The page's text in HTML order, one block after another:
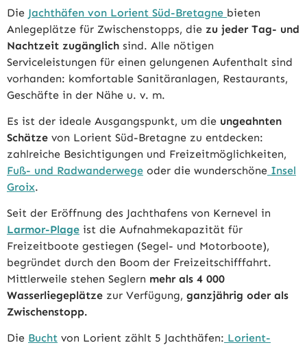
Die Jachthäfen von Lorient Süd-Bretagne bieten
Anlegeplätze für Zwischenstopps, die zu jeder Tag- und
Nachtzeit zugänglich sind. Alle nötigen
Serviceleistungen für einen gelungenen Aufenthalt sind
vorhanden: komfortable Sanitäranlagen, Restaurants,
Geschäfte in der Nähe u. v. m.
Es ist der ideale Ausgangspunkt, um die ungeahnten
Schätze von Lorient Süd-Bretagne zu entdecken:
zahlreiche Besichtigungen und Freizeitmöglichkeiten,
Fuß- und Radwanderwege oder die wunderschöne Insel
Groix.
Seit der Eröffnung des Jachthafens von Kernevel in
Larmor-Plage ist die Aufnahmekapazität für
Freizeitboote gestiegen (Segel- und Motorboote),
begründet durch den Boom der Freizeitschifffahrt.
Mittlerweile stehen Seglern mehr als 4 000
Wasserliegeplätze zur Verfügung, ganzjährig oder als
Zwischenstopp.
Die Bucht von Lorient zählt 5 Jachthäfen: Lorient-